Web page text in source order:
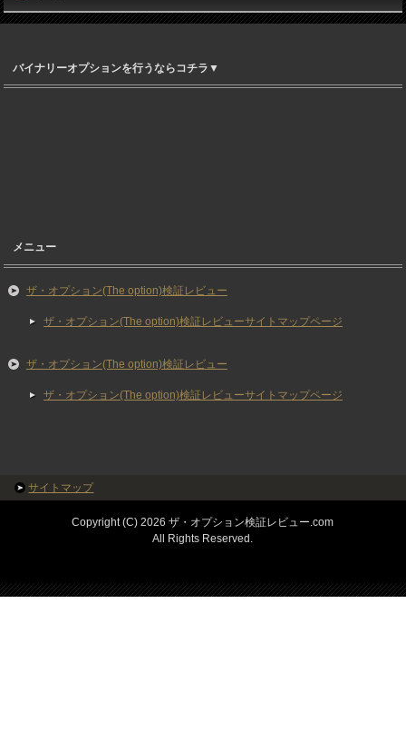
バイナリーオプションを行うならコチラ▼
メニュー
ザ・オプション(The option)検証レビュー
ザ・オプション(The option)検証レビューサイトマップページ
ザ・オプション(The option)検証レビュー
ザ・オプション(The option)検証レビューサイトマップページ
サイトマップ
Copyright (C) 2026 ザ・オプション検証レビュー.com
All Rights Reserved.